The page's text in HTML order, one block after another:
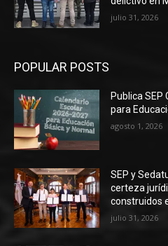
julio 31, 2026
POPULAR POSTS
Publica
para
agosto 1, 2026
SEP y
certeza
construidos
julio 31, 2026